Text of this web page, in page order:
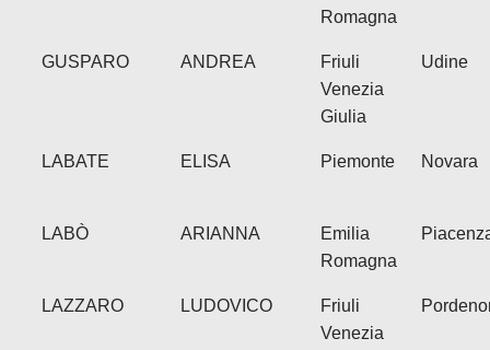
Romagna
GUSPARO ANDREA
Friuli
Venezia
Giulia
Udine
LABATE ELISA Piemonte Novara
LABÒ ARIANNA
Emilia
Romagna
LAZZARO LUDOVICO
Friuli
Venezia